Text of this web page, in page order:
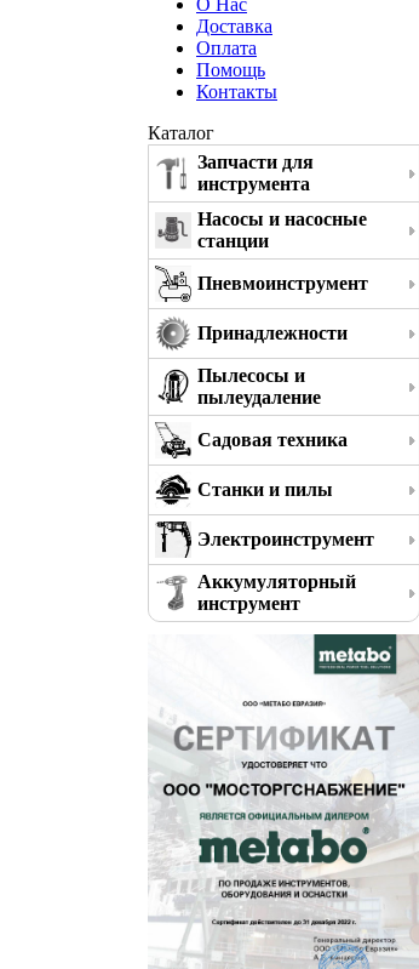
О Нас
Доставка
Оплата
Помощь
Контакты
Каталог
Запчасти для
инструмента
Насосы и насосные
станции
Пневмоинструмент
Принадлежности
Пылесосы и
пылеудаление
Садовая техника
Станки и пилы
Электроинструмент
Аккумуляторный
инструмент